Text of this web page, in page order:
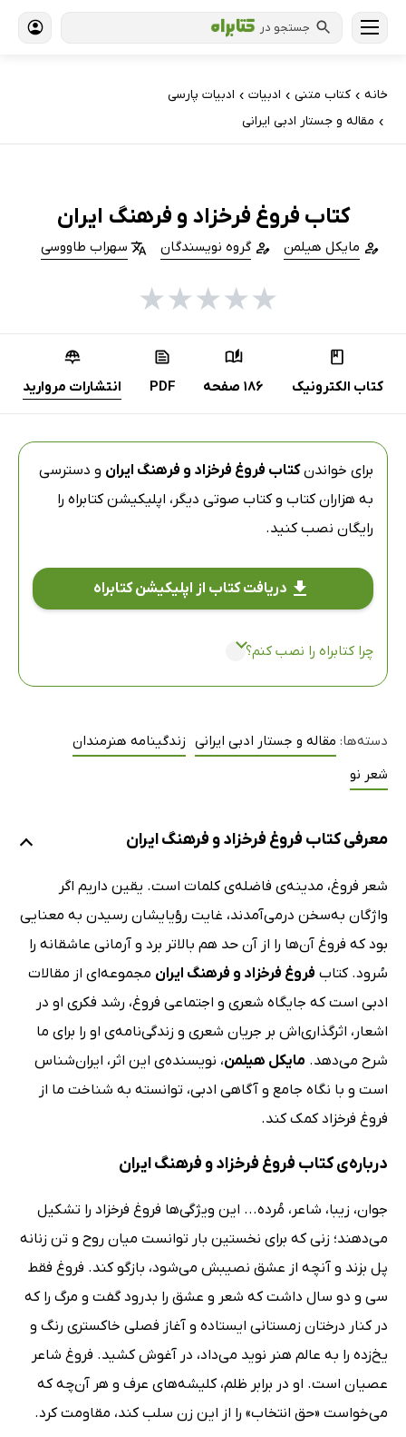
جستجو در
خانه › کتاب‌ متنی › ادبیات › ادبیات پارسی
› مقاله و جستار ادبی ایرانی
کتاب فروغ فرخزاد و فرهنگ ایران
مایکل هیلمن گروه نویسندگان سهراب طاووسی
★
★
★
★
★
کتاب الکترونیک 186 صفحه PDF انتشارات مروارید
برای خواندنکتاب فروغ فرخزاد و فرهنگ ایران و دسترسی
به هزاران کتاب و کتاب صوتی دیگر، اپلیکیشن کتابراه را
رایگان نصب کنید.
دریافت کتاب از اپلیکیشن کتابراه
چرا کتابراه را نصب کنم؟
دسته‌ها: مقاله و جستار ادبی ایرانی زندگینامه هنرمندان
شعر نو
معرفی کتاب فروغ فرخزاد و فرهنگ ایران
شعر فروغ، مدینه‌ی فاضله‌ی کلمات است. یقین داریم اگر
واژگان به‌سخن درمی‌آمدند، غایت رؤیایشان رسیدن به معنایی
بود که فروغ آن‌ها را از آن حد هم بالاتر برد و آرمانی عاشقانه را
سُرود. کتاب فروغ فرخزاد و فرهنگ ایران مجموعه‌ای از مقالات
ادبی است که جایگاه شعری و اجتماعی فروغ، رشد فکری او در
اشعار، اثرگذاری‌اش بر جریان شعری و زندگی‌نامه‌ی او را برای ما
شرح می‌دهد. مایکل هیلمن، نویسنده‌ی این اثر، ایران‌شناس
است و با نگاه جامع و آگاهی ادبی، توانسته به شناخت ما از
فروغ فرخزاد کمک کند.
درباره‌ی کتاب فروغ فرخزاد و فرهنگ ایران
جوان، زیبا، شاعر، مُرده... این ویژگی‌ها فروغ فرخزاد را تشکیل
می‌دهند؛ زنی که برای نخستین بار توانست میان روح و تن زنانه
پل بزند و آنچه از عشق نصیبش می‌شود، بازگو کند. فروغ فقط
سی و دو سال داشت که شعر و عشق را بدرود گفت و مرگ را که
در کنار درختان زمستانی ایستاده و آغاز فصلی خاکستری رنگ و
یخ‌زده را به عالم هنر نوید می‌داد، در آغوش کشید. فروغ شاعر
عصیان است. او در برابر ظلم، کلیشه‌های عرف و هر آن‌چه که
می‌خواست «حق انتخاب» را از این زن سلب کند، مقاومت کرد.